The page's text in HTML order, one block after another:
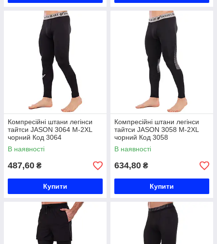
Компресійні штани легінси
тайтси JASON 3064 M-2XL
чорний Код 3064
В наявності
487,60 ₴
Купити
Компресійні штани легінси
тайтси JASON 3058 M-2XL
чорний Код 3058
В наявності
634,80 ₴
Купити